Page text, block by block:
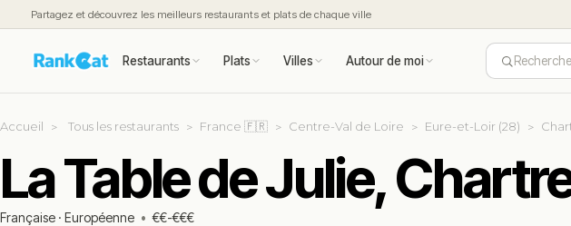
Partagez et découvrez les meilleurs restaurants et plats de chaque ville
Restaurants Plats Villes Autour de moi
Accueil Tous les restaurants France 🇫🇷 Centre-Val de Loire Eure-et-Loir (28)
La Table de Julie,
Française · Européenne • €€-€€€